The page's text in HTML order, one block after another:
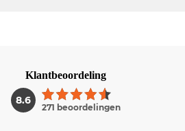
Klantbeoordeling
8.6 1
271 beoordelingen